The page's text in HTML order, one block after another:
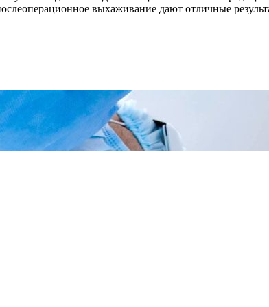
выхаживание дают отличные